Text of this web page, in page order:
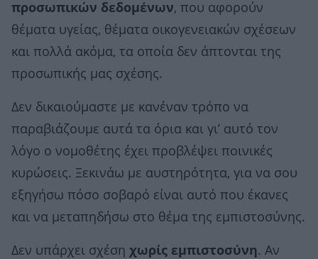
προσωπικών δεδομένων, που αφορούν
θέματα υγείας, θέματα οικογενειακών σχέσεων
και πολλά ακόμα, τα οποία δεν άπτονται της
προσωπικής μας σχέσης.
Δεν δικαιούμαστε με κανέναν τρόπο να
παραβιάζουμε αυτά τα όρια και γι’ αυτό τον
λόγο ο νομοθέτης έχει προβλέψει ποινικές
κυρώσεις. Ξεκινάω με αυστηρότητα, για να σου
εξηγήσω πόσο σοβαρό είναι αυτό που έκανες
και να μεταπηδήσω στο θέμα της εμπιστοσύνης.
Δεν υπάρχει σχέση χωρίς εμπιστοσύνη. Αν